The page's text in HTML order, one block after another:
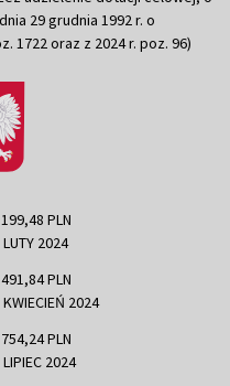
29 grudnia 1992 r. o
1722 oraz z 2024 r. poz. 96)
PLN
2024
PLN
2024
PLN
2024